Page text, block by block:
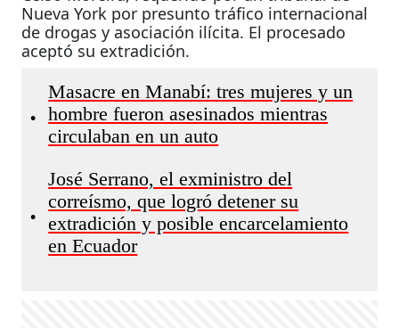
Nueva York por presunto tráfico internacional
de drogas y asociación ilícita. El procesado
aceptó su extradición.
•
Masacre en Manabí: tres mujeres y un
hombre fueron asesinados mientras
circulaban en un auto
•
José Serrano, el exministro del
correísmo, que logró detener su
extradición y posible encarcelamiento
en Ecuador